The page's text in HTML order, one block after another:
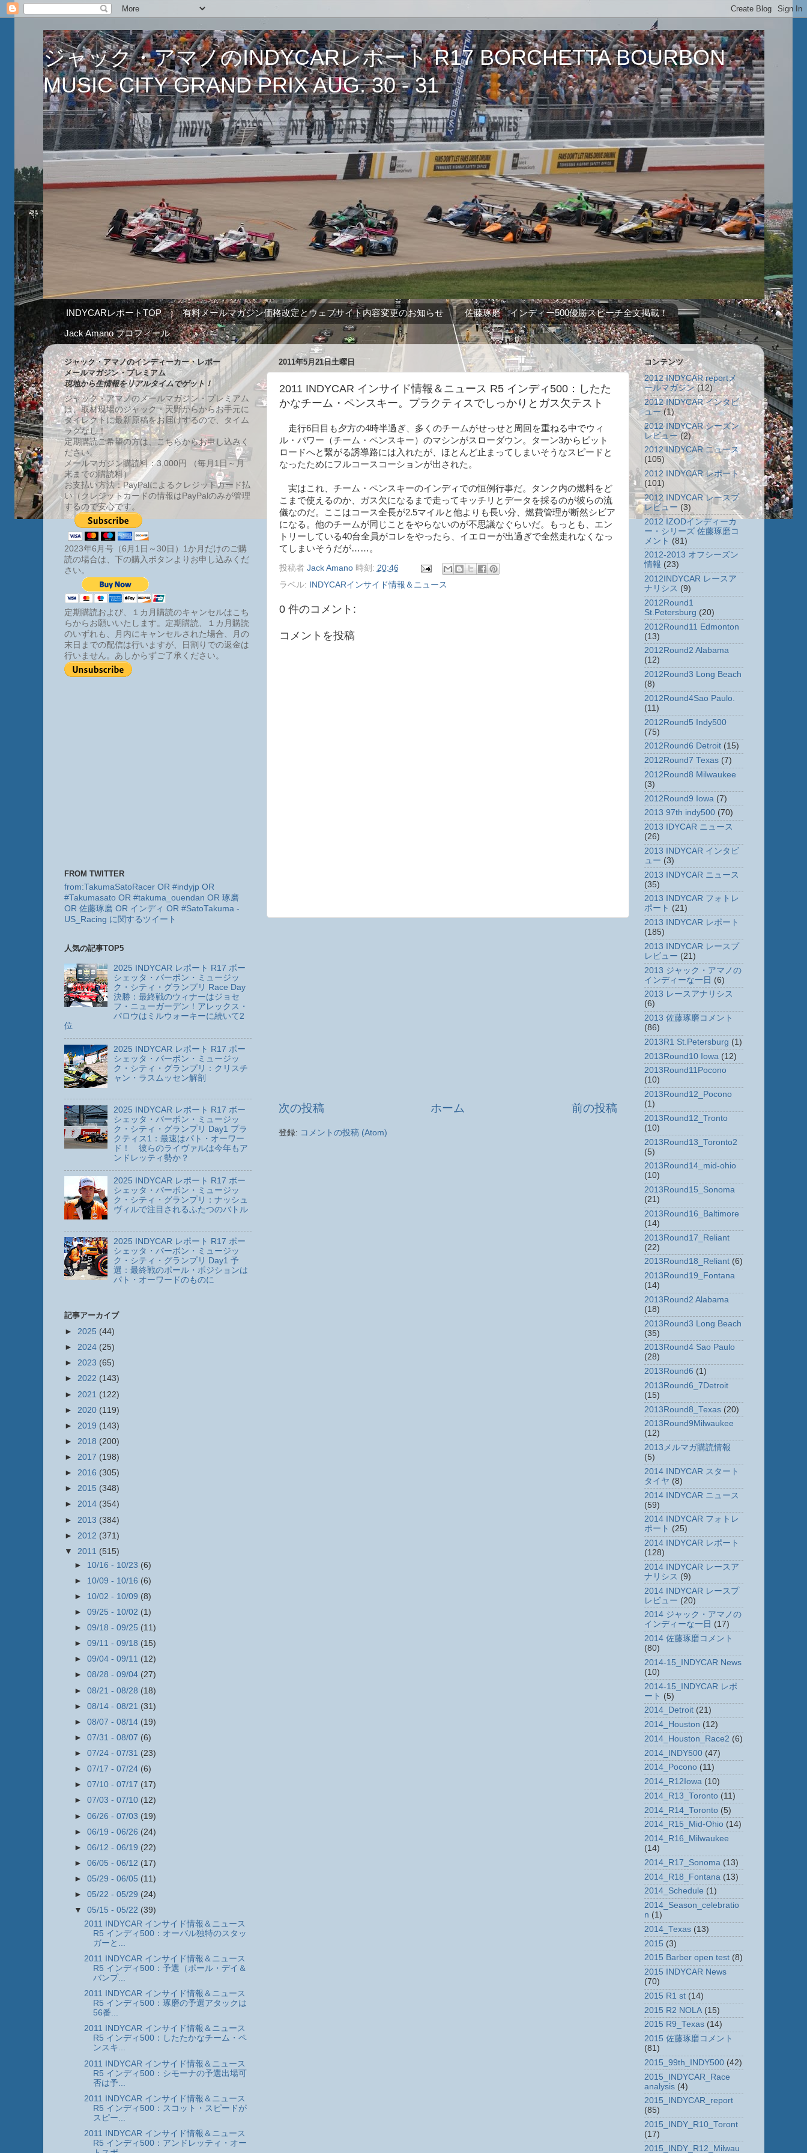
ジャック・アマノのINDYCARレポート R17 BORCHETTA BOURBON
MUSIC CITY GRAND PRIX AUG. 30 - 31
INDYCARレポートTOP 有料メールマガジン価格改定とウェブサイト内容変更のお知らせ
佐藤琢磨 インディー500優勝スピーチ全文掲載！
Jack Amano プロフィール
2011年5月21日土曜日
2011 INDYCAR インサイド情報＆ニュース R5 インディ500：したた
かなチーム・ペンスキー。プラクティスでしっかりとガス欠テスト
走行6日目も夕方の4時半過ぎ、多くのチームがせっせと周回を重ねる中でウィ
ル・パワー（チーム・ペンスキー）のマシンがスローダウン。ターン3からピット
ロードへと繋がる誘導路には入れたが、ほとんど止まってしまいそうなスピードと
なったためにフルコースコーションが出された。
実はこれ、チーム・ペンスキーのインディでの恒例行事だ。タンク内の燃料をど
こまで使えるのか、ガス欠になるまで走ってキッチリとデータを採るのが彼らの流
儀なのだ。ここはコース全長が2.5マイルと他よりも長い分、燃費管理が断然シビア
になる。他のチームが同じことをやらないのが不思議なぐらいだ。もっとも、エン
トリーしている40台全員がコレをやったら、イエローが出過ぎで全然走れなくなっ
てしまいそうだが……。
投稿者 Jack Amano 時刻: 20:46
ラベル: INDYCARインサイド情報＆ニュース
0 件のコメント:
コメントを投稿
次の投稿 前の投稿
ホーム
登録: コメントの投稿 (Atom)
ジャック・アマノのインディーカー・レポー
メールマガジン・プレミアム
現地から生情報をリアルタイムでゲット！
ジャック・アマノのメールマガジン・プレミアム
は、取材現場のジャック・天野からからお手元に
ダイレクトに最新原稿をお届けするので、タイム
ラグなし！
定期購読ご希望の方は、こちらからお申し込みく
ださい。
メールマガジン購読料：3,000円 （毎月1日～月
末までの購読料）
お支払い方法：PayPalによるクレジットカード払
い（クレジットカードの情報はPayPalのみが管理
するので安心です。
2023年6月号（6月1日～30日）1か月だけのご購
読の場合は、下の購入ボタンよりお申し込みくだ
さい。
定期購読および、１カ月購読のキャンセルはこち
らからお願いいたします。定期購読、１カ月購読
のいずれも、月内にキャンセルされた場合、月の
末日までの配信は行いますが、日割りでの返金は
行いません。あしからずご了承ください。
FROM TWITTER
from:TakumaSatoRacer OR #indyjp OR
#Takumasato OR #takuma_ouendan OR 琢磨
OR 佐藤琢磨 OR インディ OR #SatoTakuma -
US_Racing に関するツイート
人気の記事TOP5
2025 INDYCAR レポート R17 ボー
シェッタ・バーボン・ミュージッ
ク・シティ・グランプリ Race Day
決勝：最終戦のウィナーはジョセ
フ・ニューガーデン！アレックス・
パロウはミルウォーキーに続いて2
位
2025 INDYCAR レポート R17 ボー
シェッタ・バーボン・ミュージッ
ク・シティ・グランプリ：クリスチ
ャン・ラスムッセン解剖
2025 INDYCAR レポート R17 ボー
シェッタ・バーボン・ミュージッ
ク・シティ・グランプリ Day1 プラ
クティス1：最速はパト・オーワー
ド！ 彼らのライヴァルは今年もア
ンドレッティ勢か？
2025 INDYCAR レポート R17 ボー
シェッタ・バーボン・ミュージッ
ク・シティ・グランプリ：ナッシュ
ヴィルで注目されるふたつのバトル
2025 INDYCAR レポート R17 ボー
シェッタ・バーボン・ミュージッ
ク・シティ・グランプリ Day1 予
選：最終戦のポール・ポジションは
パト・オーワードのものに
記事アーカイブ
► 2025 (44)
► 2024 (25)
► 2023 (65)
► 2022 (143)
► 2021 (122)
► 2020 (119)
► 2019 (143)
► 2018 (200)
► 2017 (198)
► 2016 (305)
► 2015 (348)
► 2014 (354)
► 2013 (384)
► 2012 (371)
▼ 2011 (515)
► 10/16 - 10/23 (6)
► 10/09 - 10/16 (6)
► 10/02 - 10/09 (8)
► 09/25 - 10/02 (1)
► 09/18 - 09/25 (11)
► 09/11 - 09/18 (15)
► 09/04 - 09/11 (12)
► 08/28 - 09/04 (27)
► 08/21 - 08/28 (18)
► 08/14 - 08/21 (31)
► 08/07 - 08/14 (19)
► 07/31 - 08/07 (6)
► 07/24 - 07/31 (23)
► 07/17 - 07/24 (6)
► 07/10 - 07/17 (17)
► 07/03 - 07/10 (12)
► 06/26 - 07/03 (19)
► 06/19 - 06/26 (24)
► 06/12 - 06/19 (22)
► 06/05 - 06/12 (17)
► 05/29 - 06/05 (11)
► 05/22 - 05/29 (24)
▼ 05/15 - 05/22 (39)
2011 INDYCAR インサイド情報＆ニュース
R5 インディ500：オーバル独特のスタッ
ガーと...
2011 INDYCAR インサイド情報＆ニュース
R5 インディ500：予選（ポール・デイ＆
バンプ...
2011 INDYCAR インサイド情報＆ニュース
R5 インディ500：琢磨の予選アタックは
56番...
2011 INDYCAR インサイド情報＆ニュース
R5 インディ500：したたかなチーム・ペ
ンスキ...
2011 INDYCAR インサイド情報＆ニュース
R5 インディ500：シモーナの予選出場可
否は予...
2011 INDYCAR インサイド情報＆ニュース
R5 インディ500：スコット・スピードが
スピー...
2011 INDYCAR インサイド情報＆ニュース
R5 インディ500：アンドレッティ・オー
コンテンツ
2012 INDYCAR reportメ
ールマガジン (12)
2012 INDYCAR インタビ
ュー (1)
2012 INDYCAR シーズン
レビュー (2)
2012 INDYCAR ニュース
(105)
2012 INDYCAR レポート
(101)
2012 INDYCAR レースプ
レビュー (3)
2012 IZODインディーカ
ー・シリーズ 佐藤琢磨コ
メント (81)
2012-2013 オフシーズン
情報 (23)
2012INDYCAR レースア
ナリシス (9)
2012Round1
St.Petersburg (20)
2012Round11 Edmonton
(13)
2012Round2 Alabama
(12)
2012Round3 Long Beach
(8)
2012Round4Sao Paulo.
(11)
2012Round5 Indy500
(75)
2012Round6 Detroit (15)
2012Round7 Texas (7)
2012Round8 Milwaukee
(3)
2012Round9 Iowa (7)
2013 97th indy500 (70)
2013 IDYCAR ニュース
(26)
2013 INDYCAR インタビ
ュー (3)
2013 INDYCAR ニュース
(35)
2013 INDYCAR フォトレ
ポート (21)
2013 INDYCAR レポート
(185)
2013 INDYCAR レースプ
レビュー (21)
2013 ジャック・アマノの
インディーな一日 (6)
2013 レースアナリシス
(6)
2013 佐藤琢磨コメント
(86)
2013R1 St.Petersburg (1)
2013Round10 Iowa (12)
2013Round11Pocono
(10)
2013Round12_Pocono
(1)
2013Round12_Tronto
(10)
2013Round13_Toronto2
(5)
2013Round14_mid-ohio
(10)
2013Round15_Sonoma
(21)
2013Round16_Baltimore
(14)
2013Round17_Reliant
(22)
2013Round18_Reliant (6)
2013Round19_Fontana
(14)
2013Round2 Alabama
(18)
2013Round3 Long Beach
(35)
2013Round4 Sao Paulo
(28)
2013Round6 (1)
2013Round6_7Detroit
(15)
2013Round8_Texas (20)
2013Round9Milwaukee
(12)
2013メルマガ購読情報
(5)
2014 INDYCAR スタート
タイヤ (8)
2014 INDYCAR ニュース
(59)
2014 INDYCAR フォトレ
ポート (25)
2014 INDYCAR レポート
(128)
2014 INDYCAR レースア
ナリシス (9)
2014 INDYCAR レースプ
レビュー (20)
2014 ジャック・アマノの
インディーな一日 (17)
2014 佐藤琢磨コメント
(80)
2014-15_INDYCAR News
(10)
2014-15_INDYCAR レポ
ート (5)
2014_Detroit (21)
2014_Houston (12)
2014_Houston_Race2 (6)
2014_INDY500 (47)
2014_Pocono (11)
2014_R12Iowa (10)
2014_R13_Toronto (11)
2014_R14_Toronto (5)
2014_R15_Mid-Ohio (14)
2014_R16_Milwaukee
(14)
2014_R17_Sonoma (13)
2014_R18_Fontana (13)
2014_Schedule (1)
2014_Season_celebratio
n (1)
2014_Texas (13)
2015 (3)
2015 Barber open test (8)
2015 INDYCAR News
(70)
2015 R1 st (14)
2015 R2 NOLA (15)
2015 R9_Texas (14)
2015 佐藤琢磨コメント
(81)
2015_99th_INDY500 (42)
2015_INDYCAR_Race
analysis (4)
2015_INDYCAR_report
(85)
2015_INDY_R10_Toront
(17)
2015_INDY_R12_Milwau